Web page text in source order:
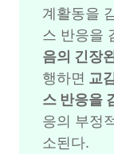
계활동을
스 반응을
음의 긴장
행하면 교
스 반응을
응의 부정
소된다.